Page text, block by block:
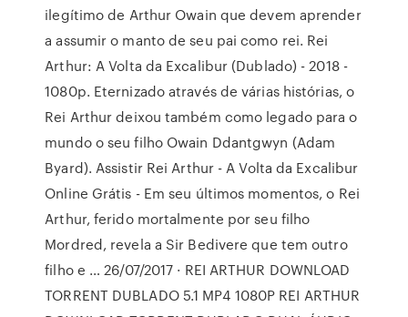
ilegítimo de Arthur Owain que devem aprender
a assumir o manto de seu pai como rei. Rei
Arthur: A Volta da Excalibur (Dublado) - 2018 -
1080p. Eternizado através de várias histórias, o
Rei Arthur deixou também como legado para o
mundo o seu filho Owain Ddantgwyn (Adam
Byard). Assistir Rei Arthur - A Volta da Excalibur
Online Grátis - Em seu últimos momentos, o Rei
Arthur, ferido mortalmente por seu filho
Mordred, revela a Sir Bedivere que tem outro
filho e … 26/07/2017 · REI ARTHUR DOWNLOAD
TORRENT DUBLADO 5.1 MP4 1080P REI ARTHUR